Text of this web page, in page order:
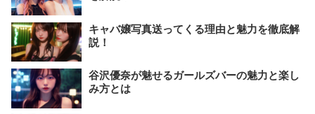
キャバ嬢写真送ってくる理由と魅力を徹底解
説！
谷沢優奈が魅せるガールズバーの魅力と楽し
み方とは